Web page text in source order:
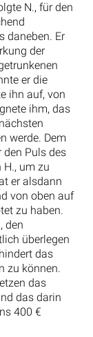
N., für den
daneben. Er
der
er die
ihn auf, von
ihm, das
werde. Dem
den Puls des
um zu
er alsdann
von oben auf
zu haben.
den
überlegen
das
zu können.
das
das darin
400 €